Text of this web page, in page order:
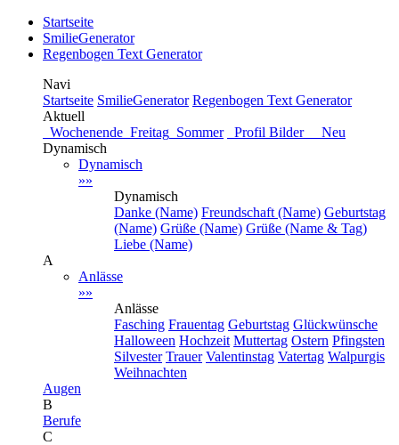
Startseite
SmilieGenerator
Regenbogen Text Generator
Navi
Startseite SmilieGenerator Regenbogen Text Generator
Aktuell
Wochenende Freitag Sommer
Profil Bilder Neu
Dynamisch
Dynamisch
»»
Dynamisch
Danke (Name) Freundschaft (Name) Geburtstag
(Name) Grüße (Name) Grüße (Name & Tag)
Liebe (Name)
A
Anlässe
»»
Anlässe
Fasching Frauentag Geburtstag Glückwünsche
Halloween Hochzeit Muttertag Ostern Pfingsten
Silvester Trauer Valentinstag Vatertag Walpurgis
Weihnachten
Augen
B
Berufe
C